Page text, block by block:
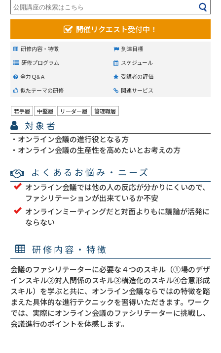
開催リクエスト受付中！
研修内容・特徴
到達目標
研修プログラム
スケジュール
全力Ｑ&Ａ
受講者の評価
似たテーマの研修
関連サービス
対象者
若手層 中堅層 リーダー層 管理職層
オンライン会議の進行役となる方
オンライン会議の生産性を高めたいとお考えの方
よくあるお悩み・ニーズ
オンライン会議では他の人の反応が分かりにくいので、
ファシリテーションが出来ているか不安
オンラインミーティングだと対面よりもに議論が活発に
ならない
研修内容・特徴
会議のファシリテーターに必要な４つのスキル（①場のデザ
インスキル②対人関係のスキル③構造化のスキル④合意形成
スキル）を学ぶと共に、オンライン会議ならではの特徴を踏
まえた具体的な進行テクニックを習得いただきます。ワーク
では、実際にオンライン会議のファシリテーターに挑戦し、
会議進行のポイントを体感します。